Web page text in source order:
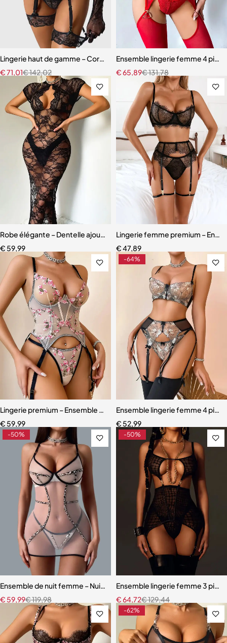
Lingerie haut de gamme – Corset en dentelle avec string,
€142,02
€71,01
Ensemble lingerie femme 4
€131,78
€65,89
Robe élégante – Dentelle ajourée avec fente haute et effet
€ 59,99
Lingerie femme premium –
€47,89
Lingerie premium – Ensemble sculptant en dentelle brodée florale
€ 59,99
-64%
Ensemble lingerie femme 4
€ 52,99
-50%
Ensemble de nuit femme – Nuisette léopard avec coupe fluide et
€119,98
€ 59,99
-50%
Ensemble lingerie femme 3
€129,44
€64,72
-62%